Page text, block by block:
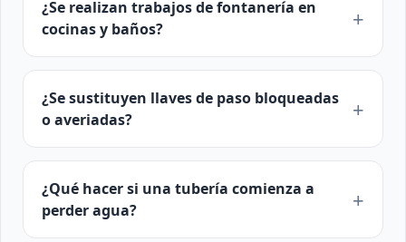
¿Se realizan trabajos de fontanería en
cocinas y baños?
¿Se sustituyen llaves de paso bloqueadas
o averiadas?
¿Qué hacer si una tubería comienza a
perder agua?